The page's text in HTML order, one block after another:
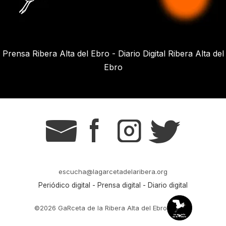
Prensa Ribera Alta del Ebro - Diario Digital Ribera Alta del
Ebro
g s t r
escucha@lagarcetadelaribera.org
Periódico digital - Prensa digital - Diario digital
©2026 GaRceta de la Ribera Alta del Ebro